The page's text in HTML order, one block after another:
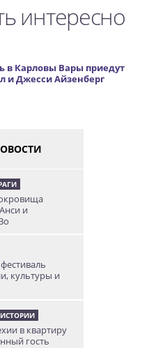
интересно
в Карловы Вары приедут
и Джесси Айзенберг
и
культуры и
в квартиру
гость